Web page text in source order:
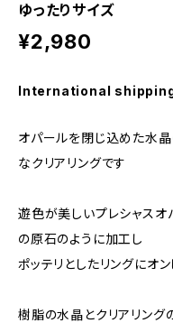
ゆったりサイズ
¥2,980
International
オパールを閉じ込めた水
なクリアリングです
遊色が美しいプレシャス
の原石のように加工し
ポッテリとしたリングにオ
樹脂の水晶とクリアリン